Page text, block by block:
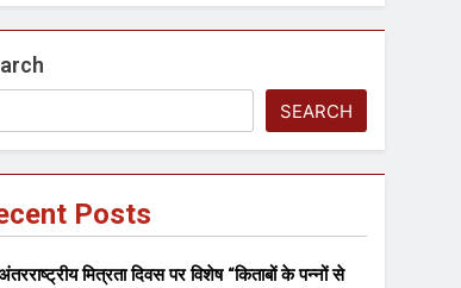
SEARCH
Posts
मित्रता दिवस पर विशेष “किताबों के पन्नों से